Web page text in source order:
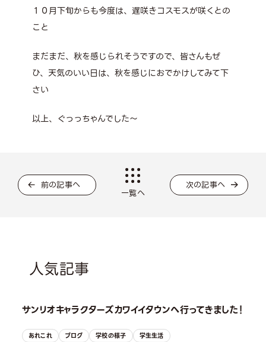
１０月下旬からも今度は、遅咲きコスモスが咲くとの
こと
まだまだ、秋を感じられそうですので、皆さんもぜ
ひ、天気のいい日は、秋を感じにおでかけしてみて下
さい
以上、ぐっっちゃんでした～
前の記事へ
一覧へ
次の記事へ
人気記事
サンリオキャラクターズカワイイタウンへ行ってきました！
あれこれ ブログ 学校の様子 学生生活